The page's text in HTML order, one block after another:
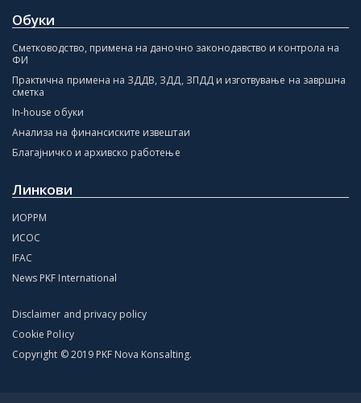
Обуки
Сметководство, примена на даночно законодавство и контрола на
ФИ
Практична примена на ЗДДВ, ЗДД, ЗПДД и изготвување на завршна
сметка
In-house обуки
Анализа на финансиските извештаи
Благајничко и архивско работење
Линкови
ИОРРМ
ИСОС
IFAC
News PKF International
Disclaimer and privacy policy
Cookie Policy
Copyright © 2019 PKF Nova Konsalting.